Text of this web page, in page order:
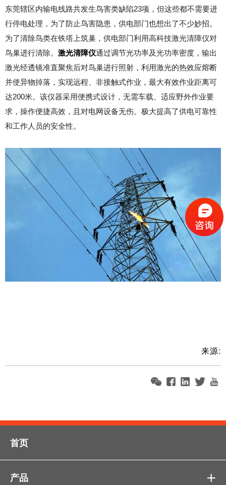
东莞辖区内输电线路共发生鸟害类缺陷23项，但这些都不需要进
行停电处理，为了防止鸟害隐患，供电部门也想出了不少妙招。
为了清除鸟类在铁塔上筑巢，供电部门利用高科技激光清障仪对
鸟巢进行清除。 激光清障仪通过调节光功率及光功率密度，输出
激光经透镜准直聚焦后对鸟巢进行照射，利用激光的热效应熔断
并使异物掉落，实现远程、非接触式作业，最大有效作业距离可
达200米。该仪器采用便携式设计，无需车载、适应野外作业要
求，操作便捷高效，且对电网设备无伤。极大提高了供电可靠性
和工作人员的安全性。
来源:
首页
产品 